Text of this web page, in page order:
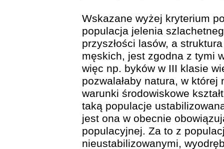
Wskazane wyżej kryterium
populacja jelenia
przyszłości lasów, a
męskich, jest zgodna z tymi
więc np. byków w III klasie
pozwalałaby natura, w
warunki środowiskowe
taką populacje
jest ona w obecnie
populacyjnej. Za to z
nieustabilizowanymi,